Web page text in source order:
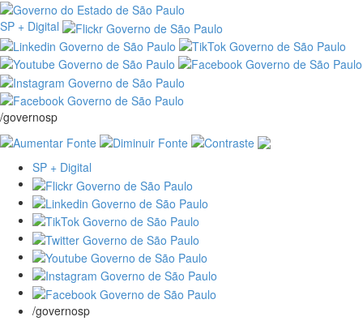
SP + Digital
/governosp
SP + Digital
/governosp